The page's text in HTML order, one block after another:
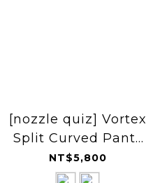
[nozzle quiz] Vortex
Split Curved Pants
兩截褲
NT$5,800